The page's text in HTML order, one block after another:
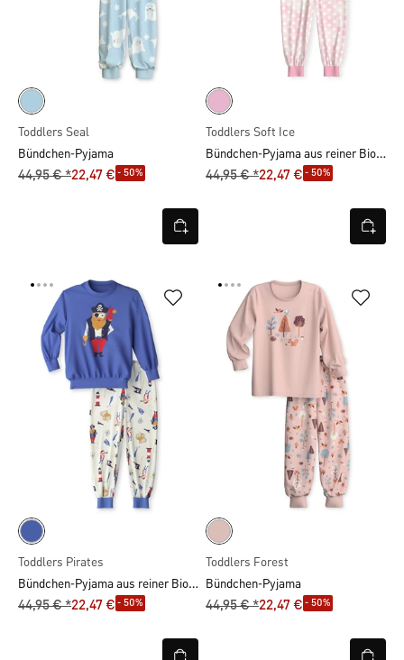
Toddlers Seal
Bündchen-Pyjama
44,95 € *22,47 € - 50%
Toddlers Soft Ice
Bündchen-Pyjama aus reiner Bio-Baumwolle
44,95 € *22,47 € - 50%
Toddlers Pirates
Bündchen-Pyjama aus reiner Bio-Baumwolle
44,95 € *22,47 € - 50%
Toddlers Forest
Bündchen-Pyjama
44,95 € *22,47 € - 50%